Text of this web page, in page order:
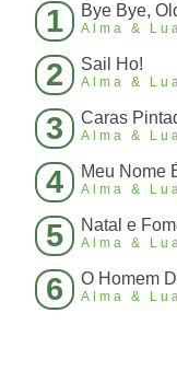
1 Bye Bye,
Alma &
2 Sail Ho!
Alma &
3 Caras
Alma &
4 Meu Nome
Alma &
5 Natal e
Alma &
6 O Homem
Alma &